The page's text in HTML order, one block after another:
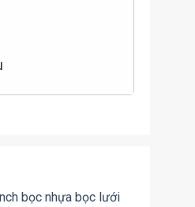
bọc nhựa bọc lưới